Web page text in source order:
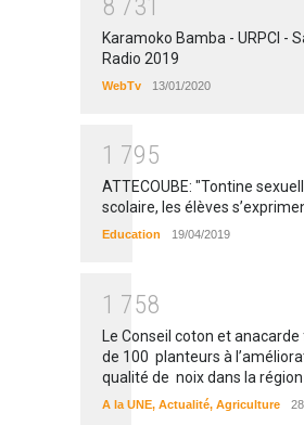
8 731
Karamoko Bamba - URPCI -
Radio 2019
WebTv 13/01/2020
1 795
ATTECOUBE: "Tontine
scolaire, les élèves
Education 19/04/2019
1 758
Le Conseil coton et
de 100 planteurs à
qualité de noix dans la région
A la UNE, Actualité, Agriculture